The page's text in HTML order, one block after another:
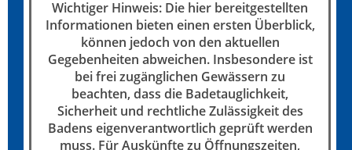
Wichtiger Hinweis: Die hier bereitgestellten
Informationen bieten einen ersten Überblick,
können jedoch von den aktuellen
Gegebenheiten abweichen. Insbesondere ist
bei frei zugänglichen Gewässern zu
beachten, dass die Badetauglichkeit,
Sicherheit und rechtliche Zulässigkeit des
Badens eigenverantwortlich geprüft werden
muss. Für Auskünfte zu Öffnungszeiten,